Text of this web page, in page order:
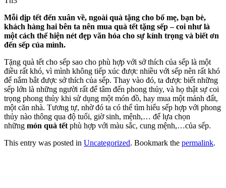
Mỗi dịp tết đến xuân về, ngoài quà tặng cho bố mẹ, bạn bè,
khách hàng hai bên ta nên mua quà tết tặng sếp – coi như là
một cách thể hiện nét đẹp văn hóa cho sự kính trọng và biết ơn
đến sếp của mình.
Tặng quà tết cho sếp sao cho phù hợp với sở thích của sếp là một
điều rất khó, vì mình không tiếp xúc được nhiều với sếp nên rất khó
để nắm bắt được sở thích của sếp. Thay vào đó, ta được biết những
sếp lớn là những người rất để tâm đến phong thủy, và họ thật sự coi
trọng phong thủy khi sử dụng một món đồ, hay mua một mảnh đất,
một căn nhà. Tương tự, nhờ đó ta có thể tìm hiểu sếp hợp với phong
thủy nào thông qua độ tuổi, giờ sinh, mệnh,… để lựa chọn
những món quà tết phù hợp với màu sắc, cung mệnh,…của sếp.
This entry was posted in Uncategorized. Bookmark the permalink.